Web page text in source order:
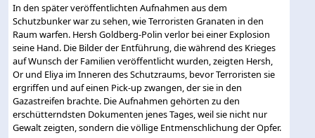
In den später veröffentlichten Aufnahmen aus dem
Schutzbunker war zu sehen, wie Terroristen Granaten in den
Raum warfen. Hersh Goldberg-Polin verlor bei einer Explosion
seine Hand. Die Bilder der Entführung, die während des Krieges
auf Wunsch der Familien veröffentlicht wurden, zeigten Hersh,
Or und Eliya im Inneren des Schutzraums, bevor Terroristen sie
ergriffen und auf einen Pick-up zwangen, der sie in den
Gazastreifen brachte. Die Aufnahmen gehörten zu den
erschütterndsten Dokumenten jenes Tages, weil sie nicht nur
Gewalt zeigten, sondern die völlige Entmenschlichung der Opfer.